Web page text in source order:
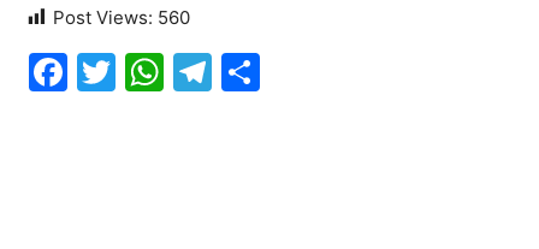
Post Views: 560
Facebook
Twitter
WhatsApp
Telegram